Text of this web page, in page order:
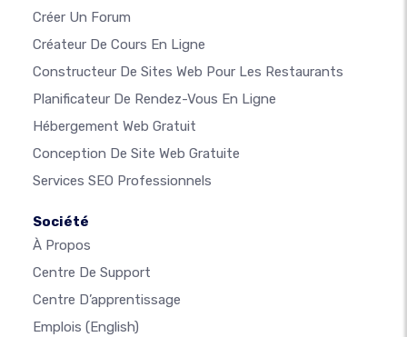
Créer Un Forum
Créateur De Cours En Ligne
Constructeur De Sites Web Pour Les Restaurants
Planificateur De Rendez-Vous En Ligne
Hébergement Web Gratuit
Conception De Site Web Gratuite
Services SEO Professionnels
Société
À Propos
Centre De Support
Centre D’apprentissage
Emplois (English)